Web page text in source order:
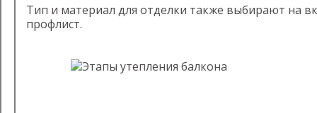
Тип и материал для отделки также выбирают на
профлист.